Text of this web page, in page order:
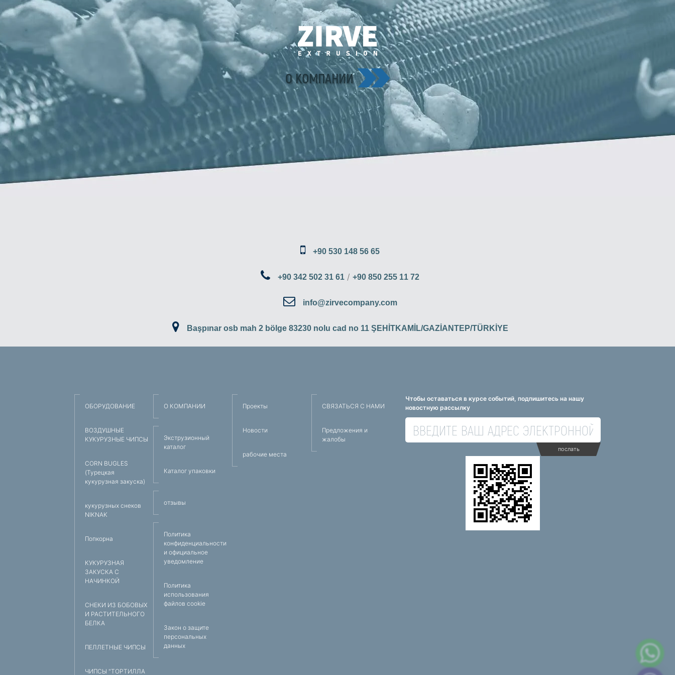
О КОМПАНИИ
+90 530 148 56 65
+90 342 502 31 61 / +90 850 255 11 72
info@zirvecompany.com
Başpınar osb mah 2 bölge 83230 nolu cad no 11 ŞEHİTKAMİL/GAZİANTEP/TÜRKİYE
ОБОРУДОВАНИЕ
ВОЗДУШНЫЕ
КУКУРУЗНЫЕ ЧИПСЫ
CORN BUGLES
(Турецкая
кукурузная закуска)
кукурузных снеков
NIKNAK
Попкорна
КУКУРУЗНАЯ
ЗАКУСКА С
НАЧИНКОЙ
СНЕКИ ИЗ БОБОВЫХ
И РАСТИТЕЛЬНОГО
БЕЛКА
ПЕЛЛЕТНЫЕ ЧИПСЫ
ЧИПСЫ "ТОРТИЛЛА
О КОМПАНИИ
Экструзионный
каталог
Каталог упаковки
отзывы
Политика
конфиденциальности
и официальное
уведомление
Политика
использования
файлов cookie
Закон о защите
персональных
данных
Проекты
Новости
рабочие места
СВЯЗАТЬСЯ С НАМИ
Предложения и
жалобы
Чтобы оставаться в курсе событий, подпишитесь на нашу
новостную рассылку
послать